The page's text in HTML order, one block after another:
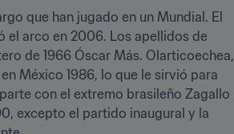
que han jugado en un Mundial. El
el arco en 2006. Los apellidos de
de 1966 Óscar Más. Olarticoechea,
México 1986, lo que le sirvió para
con el extremo brasileño Zagallo
excepto el partido inaugural y la